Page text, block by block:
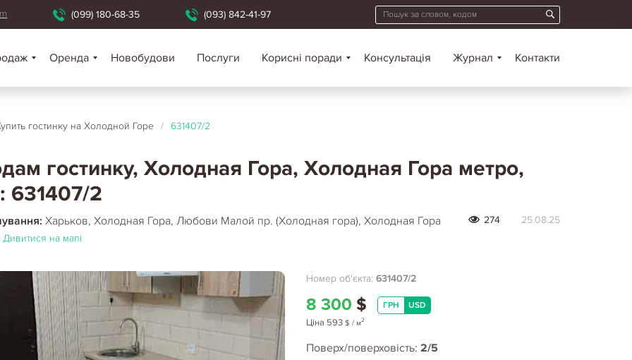
(099) 180-68-35 (093) 842-41-97
Оренда Новобудови Послуги Корисні поради Консультація Журнал Контакти
гостинку на Холодной Горе / 631407/2
гостинку, Холодная Гора, Холодная Гора метро,
631407/2
Харьков, Холодная Гора, Любови Малой пр. (Холодная гора), Холодная Гора
Дивитися на мапі
274 25.08.25
Номер об'єкта: 631407/2
8 300 $ ГРН USD
Ціна 593 $ / м2
Поверх/поверховість: 2/5